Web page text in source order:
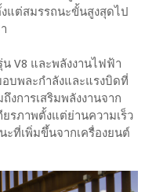
แต่สมรรถนะขั้นสูงสุดไป
V8 และพลังงานไฟฟ้า
บพละกำลังและแรงบิดที่
การเสริมพลังงานจาก
ยรภาพตั้งแต่ย่านความเร็ว
ะที่เพิ่มขึ้นจากเครื่องยนต์